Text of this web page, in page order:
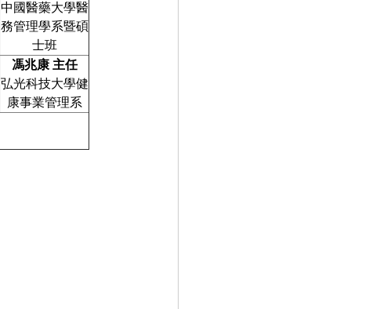
中國醫藥大學醫
務管理學系暨碩
士班
馮兆康 主任
弘光科技大學健
康事業管理系